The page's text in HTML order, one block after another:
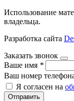
Использование
владельца.
Разработка сайта
Заказать звонок
Ваше имя *
Ваш номер
Я согласен на
Отправить